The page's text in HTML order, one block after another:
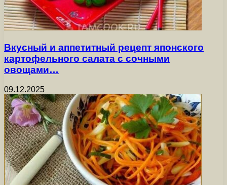
Вкусный и аппетитный рецепт японского
картофельного салата с сочными
овощами…
09.12.2025